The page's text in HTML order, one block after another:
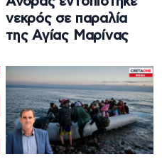
νεκρός σε παραλία
της Αγίας Μαρίνας